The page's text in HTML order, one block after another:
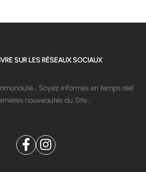
SUR LES RÉSEAUX SOCIAUX
Soyez informés en temps réel
nouveautés du Site…